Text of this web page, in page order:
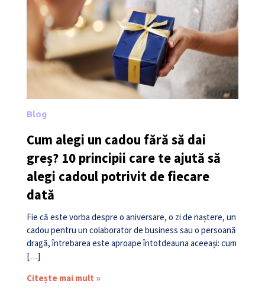
Blog
Cum alegi un cadou fără să dai
greș? 10 principii care te ajută să
alegi cadoul potrivit de fiecare
dată
Fie că este vorba despre o aniversare, o zi de naștere, un
cadou pentru un colaborator de business sau o persoană
dragă, întrebarea este aproape întotdeauna aceeași: cum
[…]
Citește mai mult »